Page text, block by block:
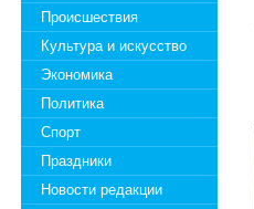
Происшествия
Культура и искусство
Экономика
Политика
Спорт
Праздники
Новости редакции